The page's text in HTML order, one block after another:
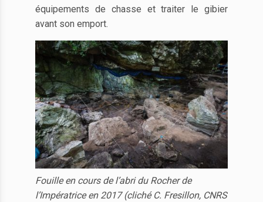
équipements de chasse et traiter le gibier
avant son emport.
Fouille en cours de l’abri du Rocher de
l’Impératrice en 2017 (cliché C. Fresillon, CNRS